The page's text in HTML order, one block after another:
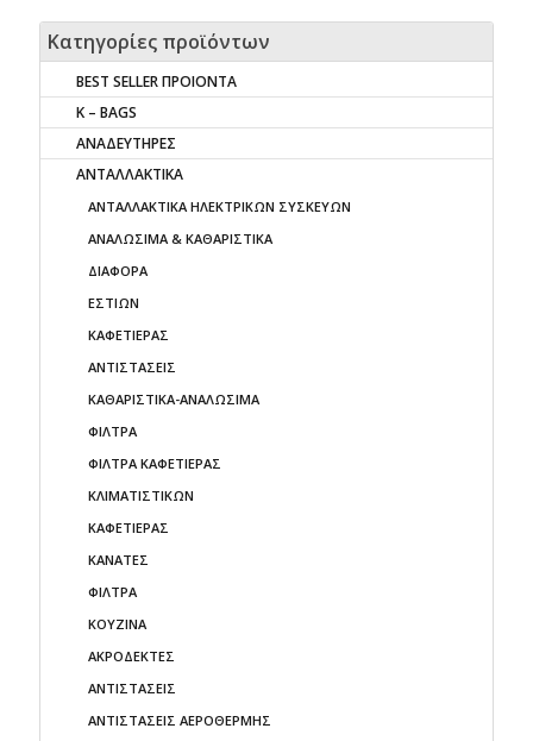
Κατηγορίες προϊόντων
BEST SELLER ΠΡΟΙΟΝΤΑ
K – BAGS
ΑΝΑΔΕΥΤΗΡΕΣ
ΑΝΤΑΛΛΑΚΤΙΚΑ
AΝΤΑΛΛΑΚΤΙΚΑ ΗΛΕΚΤΡΙΚΩΝ ΣΥΣΚΕΥΩΝ
ΑΝΑΛΩΣΙΜΑ & ΚΑΘΑΡΙΣΤΙΚΑ
ΔΙΑΦΟΡΑ
ΕΣΤΙΩΝ
ΚΑΦΕΤΙΕΡΑΣ
ΑΝΤΙΣΤΑΣΕΙΣ
ΚΑΘΑΡΙΣΤΙΚΑ-ΑΝΑΛΩΣΙΜΑ
ΦΙΛΤΡΑ
ΦΙΛΤΡΑ ΚΑΦΕΤΙΕΡΑΣ
ΚΛΙΜΑΤΙΣΤΙΚΩΝ
ΚΑΦΕΤΙΕΡΑΣ
ΚΑΝΑΤΕΣ
ΦΙΛΤΡΑ
ΚΟΥΖΙΝΑ
ΑΚΡΟΔΕΚΤΕΣ
ΑΝΤΙΣΤΑΣΕΙΣ
ΑΝΤΙΣΤΑΣΕΙΣ ΑΕΡΟΘΕΡΜΗΣ